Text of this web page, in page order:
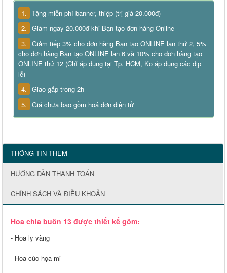
1. Tặng miễn phí banner, thiệp (trị giá 20.000đ)
2. Giảm ngay 20.000đ khi Bạn tạo đơn hàng Online
3. Giảm tiếp 3% cho đơn hàng Bạn tạo ONLINE lần thứ 2, 5%
cho đơn hàng Bạn tạo ONLINE lần 6 và 10% cho đơn hàng tạo
ONLINE thứ 12 (Chỉ áp dụng tại Tp. HCM, Ko áp dụng các dịp
lễ)
4. Giao gấp trong 2h
5. Giá chưa bao gồm hoá đơn điện tử
THÔNG TIN THÊM
HƯỚNG DẪN THANH TOÁN
CHÍNH SÁCH VÀ ĐIỀU KHOẢN
Hoa chia buồn 13 được thiết kế gồm:
- Hoa ly vàng
- Hoa cúc họa mi